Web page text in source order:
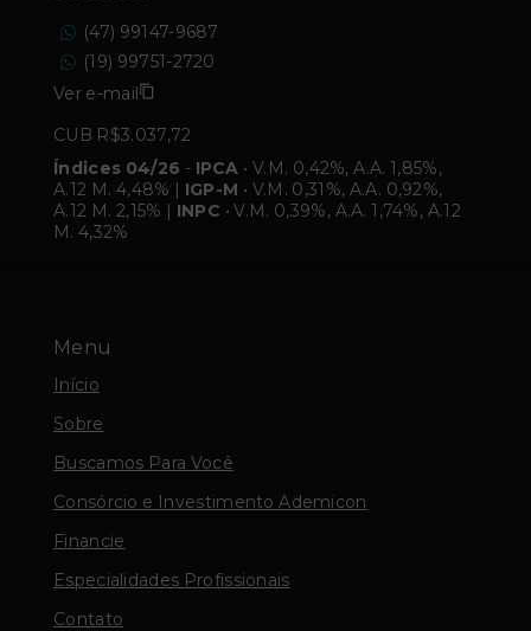
Menu
Início
Sobre
Buscamos Para Você
Consórcio e Investimento Ademicon
Financie
Especialidades Profissionais
Contato
(47) 99147-9687
(19) 99751-2720
Ver e-mail
CUB R$3.037,72
Índices 04/26 - IPCA • V.M. 0,42%, A.A. 1,85%,
A.12 M. 4,48% | IGP-M • V.M. 0,31%, A.A. 0,92%,
A.12 M. 2,15% | INPC • V.M. 0,39%, A.A. 1,74%, A.12
M. 4,32%